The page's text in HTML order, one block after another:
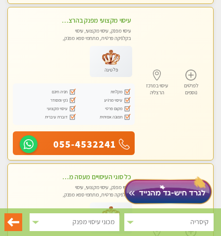
קיסריה מכוני עיסוי מפנק
לפרטים
נוספים
עיסוי במרכז
הרצליה
עיסוי מקצועי מפנק בהרצליה-מומלץ !!אירוח ברמה אחרת ...כולל שתיה חמה/קרה + בקבוק מים
עיסוי מפנק, עיסוי מקצועי, עיסוי
בקלניקה פרטית, מתחמי ספא מפנק,
פלטינה
מקלחת
חניה חינם
עיסוי מרגיע
נקי ומסודר
מקום פרטי
עיסוי מקצועי
תמונה אמיתית
דוברת עיברית
055-4532241
כל סוגי העיסויים מעסה מקצועית ואיכותית פרטי!!!טל-053-6214433
עיסוי מפנק, עיסוי מקצועי, עיסוי
בקלניקה פרטית, מתחמי ספא מפנק,
מכוני עיסוי מפנק, עיסוי טנטרה